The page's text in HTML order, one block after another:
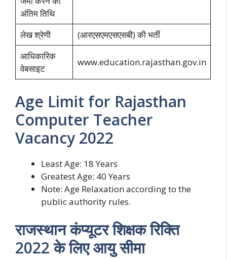
अंतिम तिथि
लेख श्रेणी
(आरएसएमएसएसबी) की भर्ती
आधिकारिक
वेबसाइट
www.education.rajasthan.gov.in
Age Limit for Rajasthan
Computer Teacher
Vacancy 2022
Least Age: 18 Years
Greatest Age: 40 Years
Note: Age Relaxation according to the
public authority rules.
राजस्थान कंप्यूटर शिक्षक रिक्ति
2022 के लिए आयु सीमा